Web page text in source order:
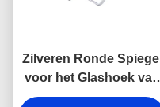
Zilveren Ronde Spiegel
voor het Glashoek van
de Make-up Draaibare